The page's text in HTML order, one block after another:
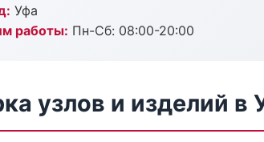
Уфа
работы: Пн-Сб: 08:00-20:00
узлов и изделий в